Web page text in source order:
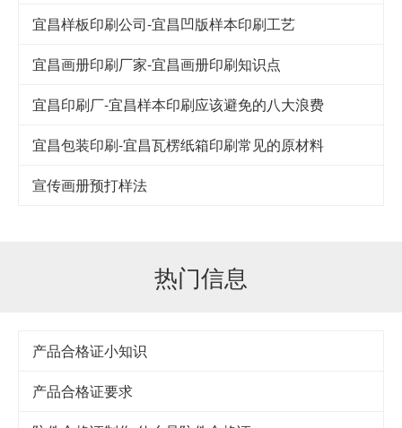
宜昌样板印刷公司-宜昌凹版样本印刷工艺
宜昌画册印刷厂家-宜昌画册印刷知识点
宜昌印刷厂-宜昌样本印刷应该避免的八大浪费
宜昌包装印刷-宜昌瓦楞纸箱印刷常见的原材料
宣传画册预打样法
热门信息
产品合格证小知识
产品合格证要求